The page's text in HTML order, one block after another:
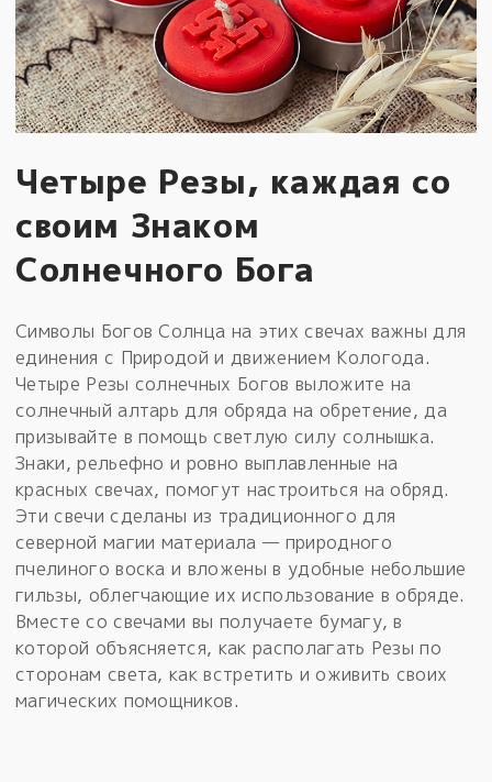
Четыре Резы, каждая со
своим Знаком
Солнечного Бога
Символы Богов Солнца на этих свечах важны для
единения с Природой и движением Кологода.
Четыре Резы солнечных Богов выложите на
солнечный алтарь для обряда на обретение, да
призывайте в помощь светлую силу солнышка.
Знаки, рельефно и ровно выплавленные на
красных свечах, помогут настроиться на обряд.
Эти свечи сделаны из традиционного для
северной магии материала — природного
пчелиного воска и вложены в удобные небольшие
гильзы, облегчающие их использование в обряде.
Вместе со свечами вы получаете бумагу, в
которой объясняется, как располагать Резы по
сторонам света, как встретить и оживить своих
магических помощников.